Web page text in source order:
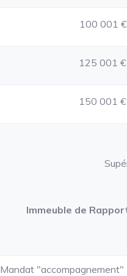
100 001
125 001
150 001
Supérieur
Immeuble de
Mandat "accompagnement"